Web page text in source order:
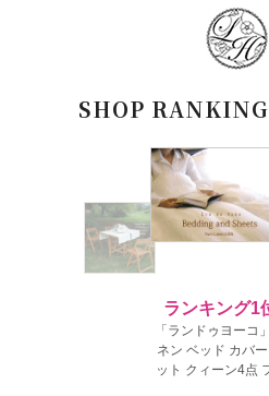
SHOP RANKING